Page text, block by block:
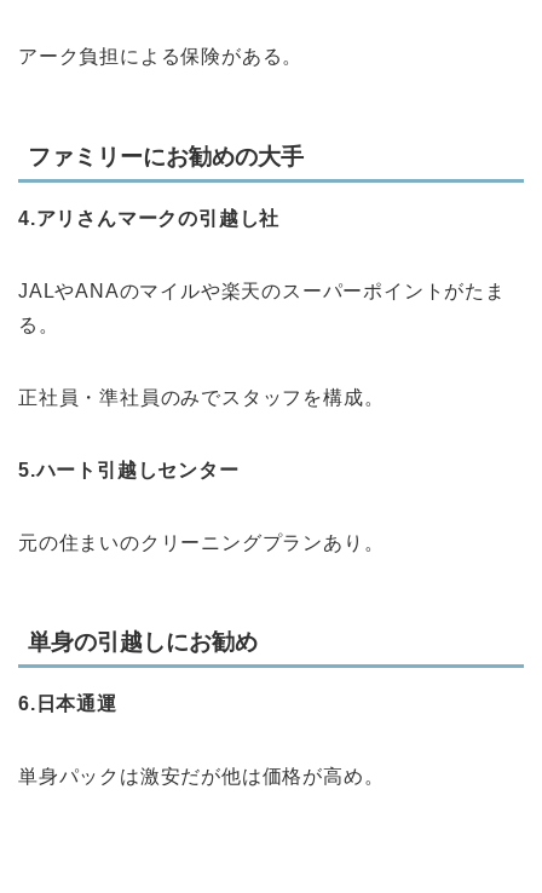
アーク負担による保険がある。
ファミリーにお勧めの大手
4.アリさんマークの引越し社
JALやANAのマイルや楽天のスーパーポイントがたま
る。
正社員・準社員のみでスタッフを構成。
5.ハート引越しセンター
元の住まいのクリーニングプランあり。
単身の引越しにお勧め
6.日本通運
単身パックは激安だが他は価格が高め。